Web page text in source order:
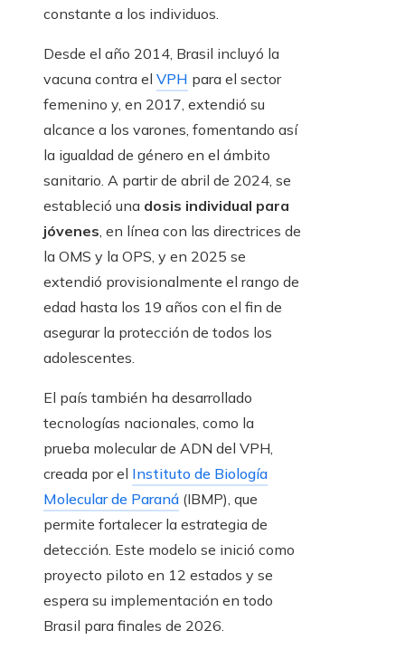
constante a los individuos.
Desde el año 2014, Brasil incluyó la
vacuna contra el VPH para el sector
femenino y, en 2017, extendió su
alcance a los varones, fomentando así
la igualdad de género en el ámbito
sanitario. A partir de abril de 2024, se
estableció una dosis individual para
jóvenes, en línea con las directrices de
la OMS y la OPS, y en 2025 se
extendió provisionalmente el rango de
edad hasta los 19 años con el fin de
asegurar la protección de todos los
adolescentes.
El país también ha desarrollado
tecnologías nacionales, como la
prueba molecular de ADN del VPH,
creada por el Instituto de Biología
Molecular de Paraná (IBMP), que
permite fortalecer la estrategia de
detección. Este modelo se inició como
proyecto piloto en 12 estados y se
espera su implementación en todo
Brasil para finales de 2026.